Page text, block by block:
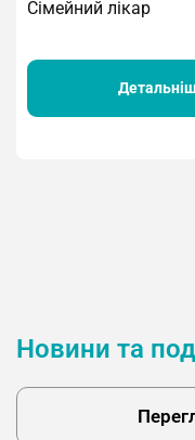
Сімейний лікар
Новини та